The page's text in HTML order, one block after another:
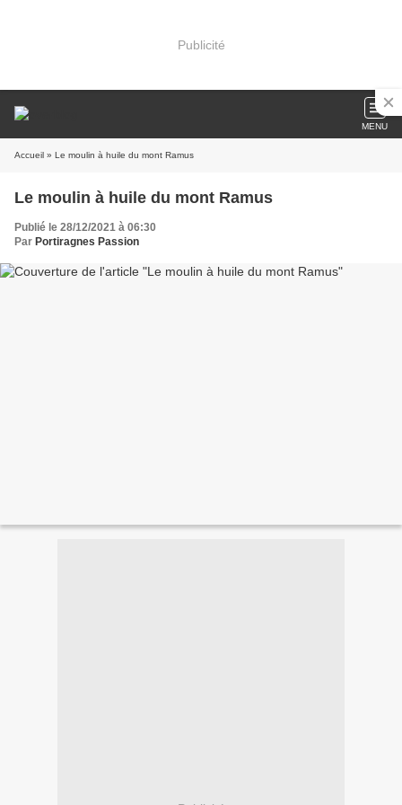
Publicité
MENU
Accueil » Le moulin à huile du mont Ramus
Le moulin à huile du mont Ramus
Publié le 28/12/2021 à 06:30
Par Portiragnes Passion